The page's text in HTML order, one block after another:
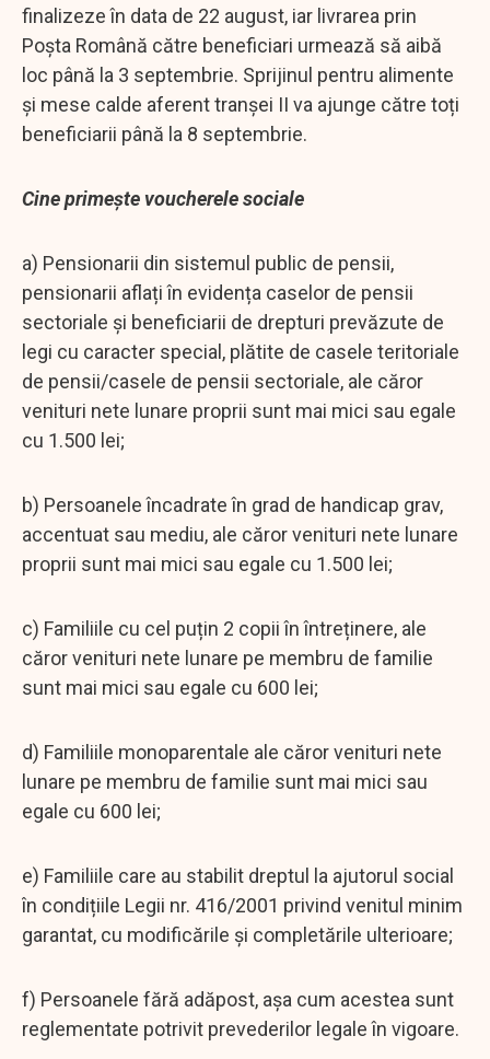
finalizeze în data de 22 august, iar livrarea prin
Poșta Română către beneficiari urmează să aibă
loc până la 3 septembrie. Sprijinul pentru alimente
și mese calde aferent tranșei II va ajunge către toți
beneficiarii până la 8 septembrie.
Cine primește voucherele sociale
a) Pensionarii din sistemul public de pensii,
pensionarii aflați în evidența caselor de pensii
sectoriale și beneficiarii de drepturi prevăzute de
legi cu caracter special, plătite de casele teritoriale
de pensii/casele de pensii sectoriale, ale căror
venituri nete lunare proprii sunt mai mici sau egale
cu 1.500 lei;
b) Persoanele încadrate în grad de handicap grav,
accentuat sau mediu, ale căror venituri nete lunare
proprii sunt mai mici sau egale cu 1.500 lei;
c) Familiile cu cel puțin 2 copii în întreținere, ale
căror venituri nete lunare pe membru de familie
sunt mai mici sau egale cu 600 lei;
d) Familiile monoparentale ale căror venituri nete
lunare pe membru de familie sunt mai mici sau
egale cu 600 lei;
e) Familiile care au stabilit dreptul la ajutorul social
în condițiile Legii nr. 416/2001 privind venitul minim
garantat, cu modificările și completările ulterioare;
f) Persoanele fără adăpost, așa cum acestea sunt
reglementate potrivit prevederilor legale în vigoare.